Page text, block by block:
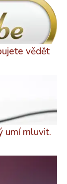
vědět
umí mluvit.